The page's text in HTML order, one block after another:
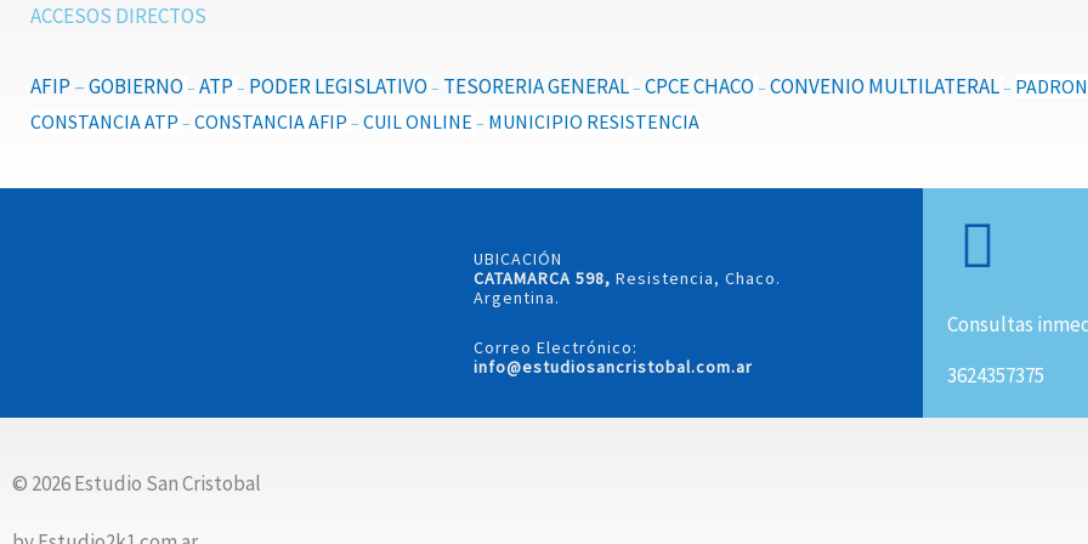
ACCESOS DIRECTOS
AFIP–GOBIERNO – ATP– PODER LEGISLATIVO – TESORERIA GENERAL– CPCE CHACO – CONVENIO MULTILATERAL– PADRON
CONSTANCIA ATP – CONSTANCIA AFIP – CUIL ONLINE – MUNICIPIO RESISTENCIA
UBICACIÓN
CATAMARCA 598, Resistencia, Chaco.
Argentina.
Correo Electrónico:
info@estudiosancristobal.com.ar
Consultas
3624357375
© 2026 Estudio San Cristobal